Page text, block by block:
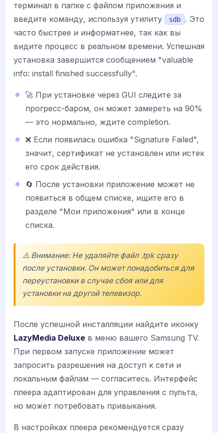
терминал в папке с файлом приложения и
введите команду, используя утилиту
sdb
. Это
часто быстрее и информатнее, так как вы
видите процесс в реальном времени. Успешная
установка завершится сообщением "valuable
info: install finished successfully".
🚀 При установке через GUI следите за
прогресс-баром, он может замереть на 90%
— это нормально, ждите completion.
❌ Если появилась ошибка "Signature Failed",
значит, сертификат не установлен или истек
его срок действия.
🔄 После установки приложение может не
появиться в общем списке, ищите его в
разделе "Мои приложения" или в конце
списка.
⚠️ Внимание: Не удаляйте файл .tpk сразу
после установки. Он может понадобиться для
переустановки в случае сбоя или для
установки на другой телевизор.
После успешной инсталляции найдите иконку
LazyMedia Deluxe в меню вашего Samsung TV.
При первом запуске приложение может
запросить разрешения на доступ к сети и
локальным файлам — согласитесь. Интерфейс
плеера адаптирован для управления с пульта,
но может потребовать привыкания.
В настройках плеера рекомендуется сразу